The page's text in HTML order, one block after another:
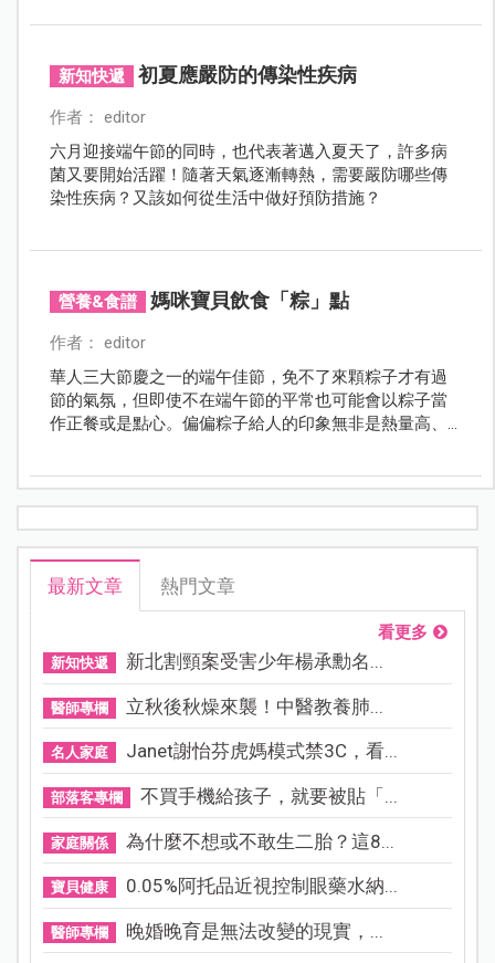
新知快遞 初夏應嚴防的傳染性疾病
作者： editor
六月迎接端午節的同時，也代表著邁入夏天了，許多病
菌又要開始活躍！隨著天氣逐漸轉熱，需要嚴防哪些傳
染性疾病？又該如何從生活中做好預防措施？
營養&食譜 媽咪寶貝飲食「粽」點
作者： editor
華人三大節慶之一的端午佳節，免不了來顆粽子才有過
節的氣氛，但即使不在端午節的平常也可能會以粽子當
作正餐或是點心。偏偏粽子給人的印象無非是熱量高、
最新文章 熱門文章
看更多
新知快遞 新北割頸案受害少年楊承勳名...
醫師專欄 立秋後秋燥來襲！中醫教養肺...
名人家庭 Janet謝怡芬虎媽模式禁3C，看...
部落客專欄 不買手機給孩子，就要被貼「...
家庭關係 為什麼不想或不敢生二胎？這8...
寶貝健康 0.05%阿托品近視控制眼藥水納...
醫師專欄 晚婚晚育是無法改變的現實，...